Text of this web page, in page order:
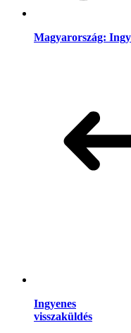
Magyarország:
Ingyenes
visszaküldés